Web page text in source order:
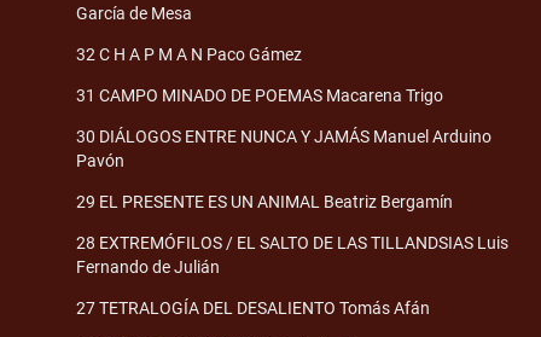
García de Mesa
32 C H A P M A N Paco Gámez
31 CAMPO MINADO DE POEMAS Macarena Trigo
30 DIÁLOGOS ENTRE NUNCA Y JAMÁS Manuel Arduino
Pavón
29 EL PRESENTE ES UN ANIMAL Beatriz Bergamín
28 EXTREMÓFILOS / EL SALTO DE LAS TILLANDSIAS Luis
Fernando de Julián
27 TETRALOGÍA DEL DESALIENTO Tomás Afán